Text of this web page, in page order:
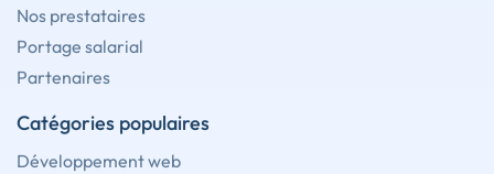
Nos prestataires
Portage salarial
Partenaires
Catégories populaires
Développement web